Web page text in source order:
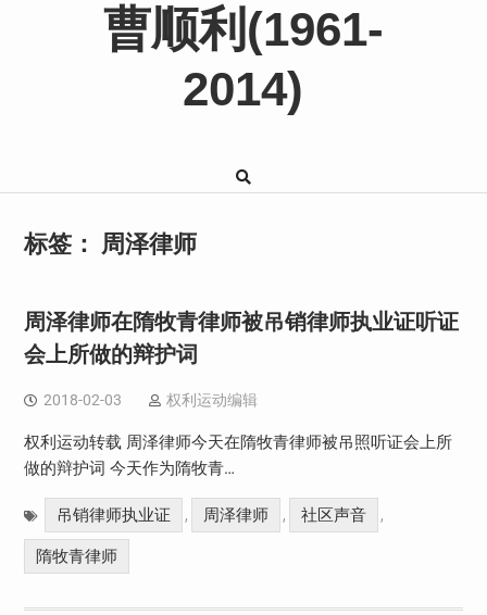
曹顺利(1961-
2014)
标签： 周泽律师
周泽律师在隋牧青律师被吊销律师执业证听证
会上所做的辩护词
2018-02-03 权利运动编辑
权利运动转载 周泽律师今天在隋牧青律师被吊照听证会上所
做的辩护词 今天作为隋牧青…
吊销律师执业证 , 周泽律师 , 社区声音 ,
隋牧青律师